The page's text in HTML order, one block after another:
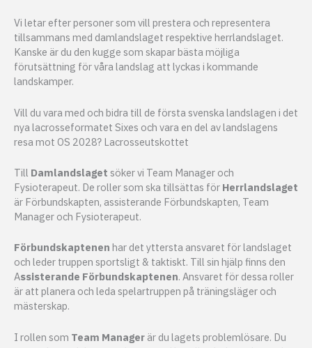
Vi letar efter personer som vill prestera och representera
tillsammans med damlandslaget respektive herrlandslaget.
Kanske är du den kugge som skapar bästa möjliga
förutsättning för våra landslag att lyckas i kommande
landskamper.
Vill du vara med och bidra till de första svenska landslagen i det
nya lacrosseformatet Sixes och vara en del av landslagens
resa mot OS 2028? Lacrosseutskottet
Till Damlandslaget söker vi Team Manager och
Fysioterapeut. De roller som ska tillsättas för Herrlandslaget
är Förbundskapten, assisterande Förbundskapten, Team
Manager och Fysioterapeut.
Förbundskaptenen har det yttersta ansvaret för landslaget
och leder truppen sportsligt & taktiskt. Till sin hjälp finns den
Assisterande Förbundskaptenen. Ansvaret för dessa roller
är att planera och leda spelartruppen på träningsläger och
mästerskap.
I rollen som Team Manager är du lagets problemlösare. Du